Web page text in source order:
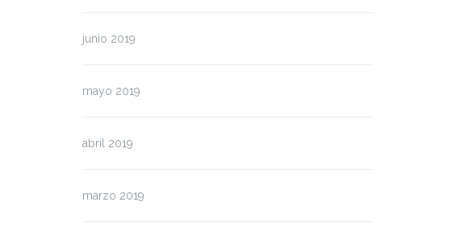
junio 2019
mayo 2019
abril 2019
marzo 2019